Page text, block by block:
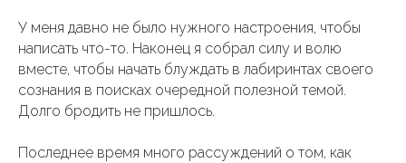
У меня давно не было нужного настроения, чтобы
написать что-то. Наконец я собрал силу и волю
вместе, чтобы начать блуждать в лабиринтах своего
сознания в поисках очередной полезной темой.
Долго бродить не пришлось.
Последнее время много рассуждений о том, как